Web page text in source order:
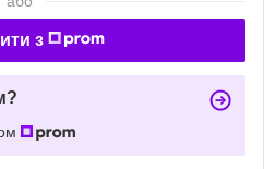
з